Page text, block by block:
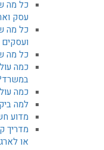
כל מה
עסק
כל מה
ועסקים
כל מה
כמה
כמה
למה
מדוע
מדריך
או